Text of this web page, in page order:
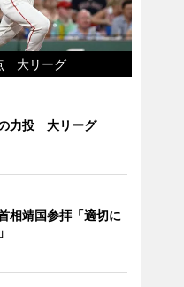
大リーグ
力投 大リーグ
相靖国参拝「適切に